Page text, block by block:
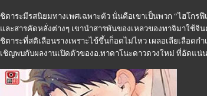
ชิตาระมีรสนิยมทางเพศเฉพาะตัว นั่นคือเขาเป็นพวก “ไฮโกร
ละสารคัดหลั่งต่างๆ เขานำสารพันของเหลวของทาจิมาใช้จิน
ชิตาระที่สติเลือนรางเพราะไข้ขึ้นก็อดไม่ไหว เผลอเลียเลือดกำ
เชิญพบกับผลงานเปิดตัวของอ.ทาดาโนะดาวดวงใหม่ ที่อัดแ